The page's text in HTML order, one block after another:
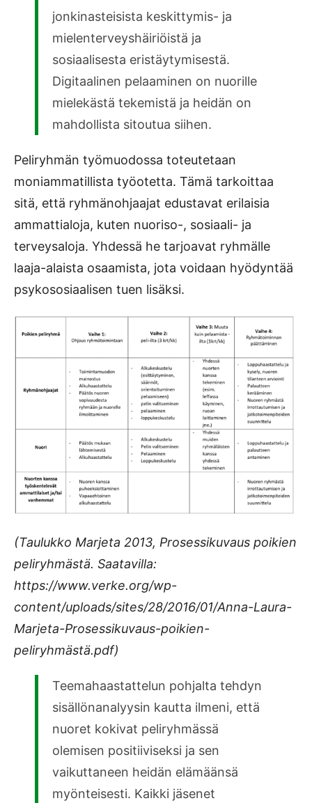
jonkinasteisista keskittymis- ja
mielenterveyshäiriöistä ja
sosiaalisesta eristäytymisestä.
Digitaalinen pelaaminen on nuorille
mielekästä tekemistä ja heidän on
mahdollista sitoutua siihen.
Peliryhmän työmuodossa toteutetaan
moniammatillista työotetta. Tämä tarkoittaa
sitä, että ryhmänohjaajat edustavat erilaisia
ammattialoja, kuten nuoriso-, sosiaali- ja
terveysaloja. Yhdessä he tarjoavat ryhmälle
laaja-alaista osaamista, jota voidaan hyödyntää
psykososiaalisen tuen lisäksi.
(Taulukko Marjeta 2013, Prosessikuvaus poikien
peliryhmästä. Saatavilla:
https://www.verke.org/wp-
content/uploads/sites/28/2016/01/Anna-Laura-
Marjeta-Prosessikuvaus-poikien-
peliryhmästä.pdf)
Teemahaastattelun pohjalta tehdyn
sisällönanalyysin kautta ilmeni, että
nuoret kokivat peliryhmässä
olemisen positiiviseksi ja sen
vaikuttaneen heidän elämäänsä
myönteisesti. Kaikki jäsenet